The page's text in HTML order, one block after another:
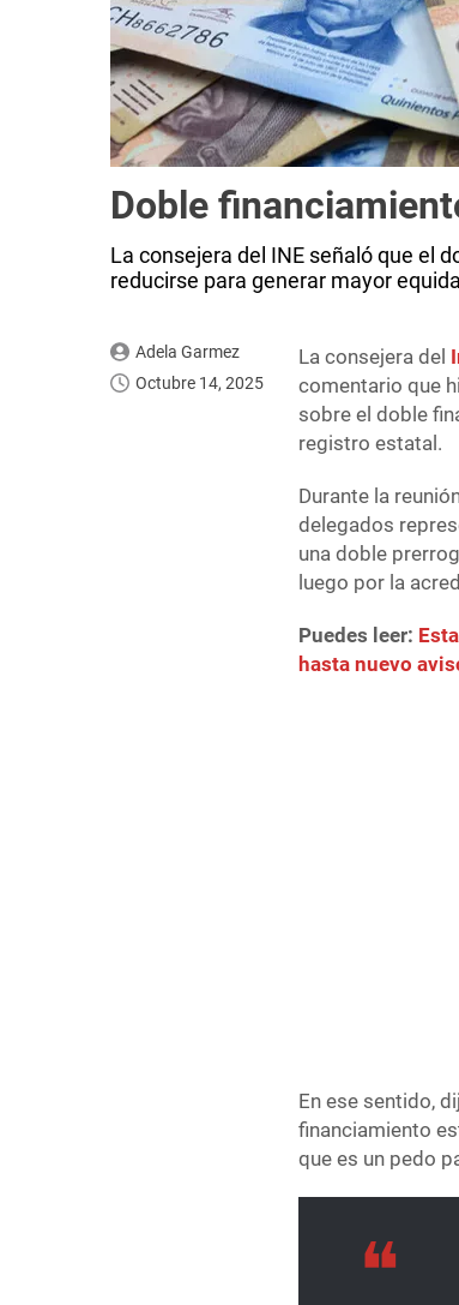
Doble
La consejera del INE señaló que el
reducirse para generar mayor
Adela Garmez
Octubre 14, 2025
La consejera del
comentario que
sobre el doble
registro estatal.
Durante la
delegados
una doble
luego por la
Puedes leer:
hasta nuevo
En ese sentido,
financiamiento
que es un pedo